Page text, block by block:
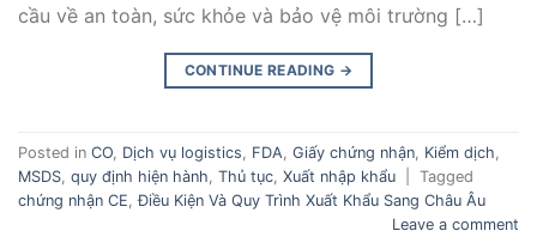
cầu về an toàn, sức khỏe và bảo vệ môi trường […]
CONTINUE READING →
Posted in CO Dịch vụ logistics FDA Giấy chứng nhận Kiểm dịch
MSDS quy định hiện hành Thủ tục Xuất nhập khẩu
Tagged
chứng nhận CE ,Điều Kiện Và Quy Trình Xuất Khẩu Sang Châu Âu
Leave a comment